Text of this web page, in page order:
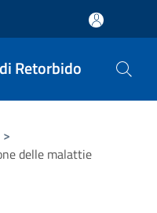
Retorbido
>
delle malattie